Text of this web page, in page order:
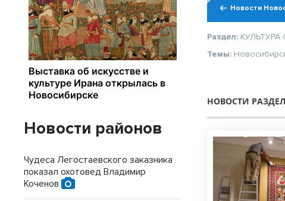
Новости
Раздел: КУЛЬТУРА
Темы:
НОВОСТИ
Новости районов
Чудеса Легостаевского заказника
показал охотовед Владимир
Коченов